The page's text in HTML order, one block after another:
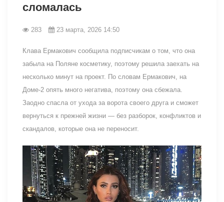
сломалась
283 23 марта, 2026 14:50
Клава Ермакович сообщила подписчикам о том, что она
забыла на Поляне косметику, поэтому решила заехать на
несколько минут на проект. По словам Ермакович, на
Доме-2 опять много негатива, поэтому она сбежала.
Заодно спасла от ухода за ворота своего друга и сможет
вернуться к прежней жизни — без разборок, конфликтов и
скандалов, которые она не переносит.